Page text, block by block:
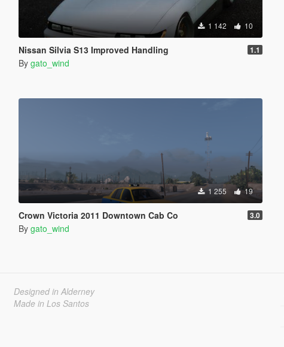
1 142 10
Nissan Silvia S13 Improved Handling 1.1
By gato_wind
1 255 19
Crown Victoria 2011 Downtown Cab Co 3.0
By gato_wind
Designed in Alderney
Made in Los Santos